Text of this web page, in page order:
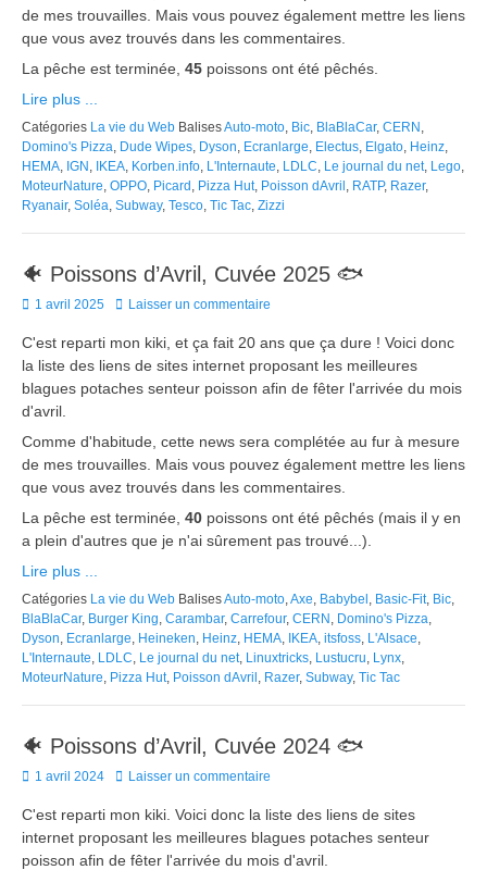
de mes trouvailles. Mais vous pouvez également mettre les liens
que vous avez trouvés dans les commentaires.
La pêche est terminée, 45 poissons ont été pêchés.
Lire plus ...
Catégories La vie du Web BalisesAuto-moto, Bic, BlaBlaCar, CERN ,
Domino's Pizza, Dude Wipes, Dyson, Ecranlarge, Electus, Elgato, Heinz,
HEMA, IGN , IKEA, Korben.info, L'Internaute, LDLC, Le journal du net, Lego,
MoteurNature, OPPO, Picard , Pizza Hut, Poisson dAvril , RATP, Razer,
Ryanair, Soléa, Subway, Tesco, Tic Tac, Zizzi
🐠 Poissons d’Avril, Cuvée 2025 🐟
Posted
1 avril 2025 Laisser un commentaire
C'est reparti mon kiki, et ça fait 20 ans que ça dure ! Voici donc
la liste des liens de sites internet proposant les meilleures
blagues potaches senteur poisson afin de fêter l'arrivée du mois
d'avril.
Comme d'habitude, cette news sera complétée au fur à mesure
de mes trouvailles. Mais vous pouvez également mettre les liens
que vous avez trouvés dans les commentaires.
La pêche est terminée, 40 poissons ont été pêchés (mais il y en
a plein d'autres que je n'ai sûrement pas trouvé...).
Lire plus ...
Catégories La vie du Web BalisesAuto-moto,Axe, Babybel , Basic-Fit, Bic,
BlaBlaCar, Burger King, Carambar, Carrefour, CERN , Domino's Pizza,
Dyson, Ecranlarge, Heineken, Heinz, HEMA, IKEA, itsfoss, L'Alsace,
L'Internaute, LDLC, Le journal du net, Linuxtricks, Lustucru, Lynx,
MoteurNature, Pizza Hut, Poisson dAvril , Razer, Subway, Tic Tac
🐠 Poissons d’Avril, Cuvée 2024 🐟
Posted
1 avril 2024 Laisser un commentaire
C'est reparti mon kiki. Voici donc la liste des liens de sites
internet proposant les meilleures blagues potaches senteur
poisson afin de fêter l'arrivée du mois d'avril.